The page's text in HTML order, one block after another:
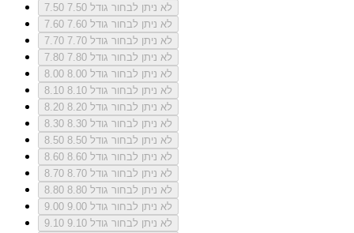
7.50
לא ניתן לבחור גודל 7.50
7.60
לא ניתן לבחור גודל 7.60
7.70
לא ניתן לבחור גודל 7.70
7.80
לא ניתן לבחור גודל 7.80
8.00
לא ניתן לבחור גודל 8.00
8.10
לא ניתן לבחור גודל 8.10
8.20
לא ניתן לבחור גודל 8.20
8.30
לא ניתן לבחור גודל 8.30
8.50
לא ניתן לבחור גודל 8.50
8.60
לא ניתן לבחור גודל 8.60
8.70
לא ניתן לבחור גודל 8.70
8.80
לא ניתן לבחור גודל 8.80
9.00
לא ניתן לבחור גודל 9.00
9.10
לא ניתן לבחור גודל 9.10